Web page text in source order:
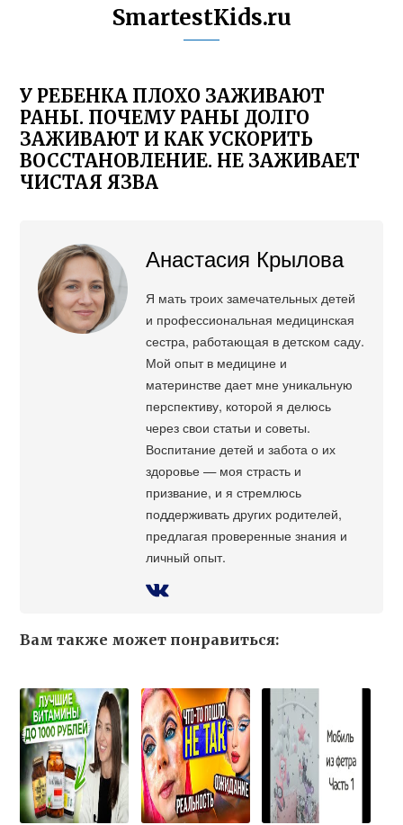
SmartestKids.ru
У РЕБЕНКА ПЛОХО ЗАЖИВАЮТ
РАНЫ. ПОЧЕМУ РАНЫ ДОЛГО
ЗАЖИВАЮТ И КАК УСКОРИТЬ
ВОССТАНОВЛЕНИЕ. НЕ ЗАЖИВАЕТ
ЧИСТАЯ ЯЗВА
Анастасия Крылова
Я мать троих замечательных детей
и профессиональная медицинская
сестра, работающая в детском саду.
Мой опыт в медицине и
материнстве дает мне уникальную
перспективу, которой я делюсь
через свои статьи и советы.
Воспитание детей и забота о их
здоровье — моя страсть и
призвание, и я стремлюсь
поддерживать других родителей,
предлагая проверенные знания и
личный опыт.
Вам также может понравиться: